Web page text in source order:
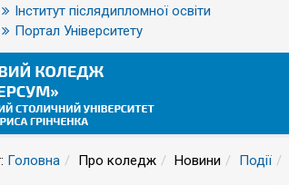
Інститут післядипломної освіти
Портал Університету
Головна Про коледж Новини Події